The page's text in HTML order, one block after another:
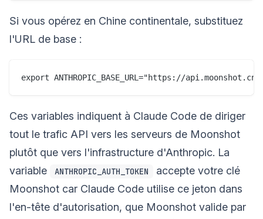
Si vous opérez en Chine continentale, substituez
l'URL de base :
Ces variables indiquent à Claude Code de diriger
tout le trafic API vers les serveurs de Moonshot
plutôt que vers l'infrastructure d'Anthropic. La
variable
ANTHROPIC_AUTH_TOKEN
accepte votre clé
Moonshot car Claude Code utilise ce jeton dans
l'en-tête d'autorisation, que Moonshot valide par